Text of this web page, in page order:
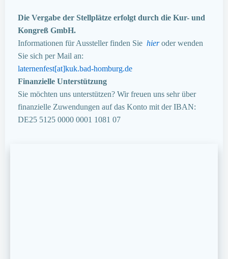
Die Vergabe der Stellplätze erfolgt durch die Kur- und
Kongreß GmbH.
Informationen für Aussteller finden Sie hieroder wenden
Sie sich per Mail an:
laternenfest[at]kuk.bad-homburg.de
Finanzielle Unterstützung
Sie möchten uns unterstützen? Wir freuen uns sehr über
finanzielle Zuwendungen auf das Konto mit der IBAN:
DE25 5125 0000 0001 1081 07